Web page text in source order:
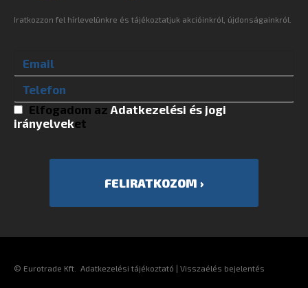
Iratkozzon fel hírlevelünkre és tájékoztatjuk akcióinkról, újdonságainkról.
Elfogadom az Adatkezelési és jogi
irányelveket
© Eurotrade Kft. Adatkezelési tájékoztató | Visszaélés bejelentés